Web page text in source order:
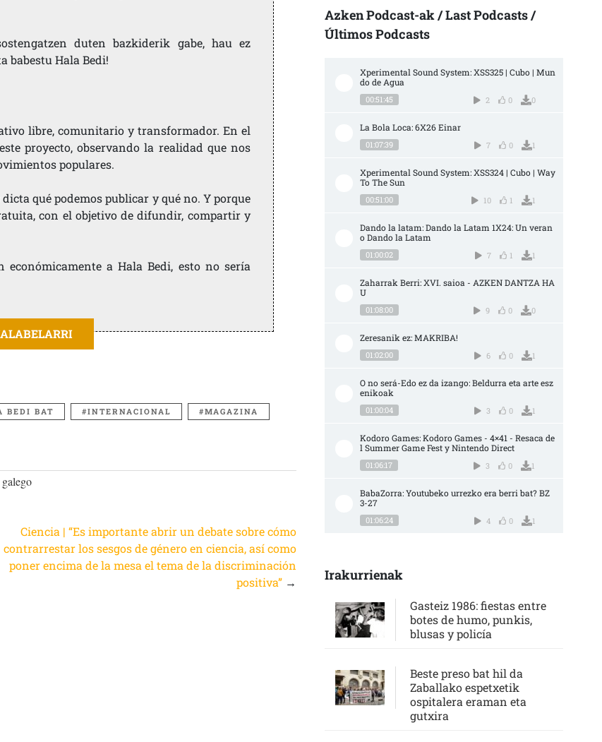
duten bazkiderik gabe, hau ez
babestu Hala Bedi!
libre, comunitario y transformador. En el
proyecto, observando la realidad que nos
populares.
qué podemos publicar y qué no. Y porque
con el objetivo de difundir, compartir y
a Hala Bedi, esto no sería
BEDI BAT INTERNACIONAL MAGAZINA
Ciencia | “Es importante abrir un debate sobre cómo
contrarrestar los sesgos de género en ciencia, así como
poner encima de la mesa el tema de la discriminación
positiva”→
Azken Podcast-ak / Last Podcasts /
Últimos Podcasts
Xperimental Sound System: XSS325 | Cubo | Mun
do de Agua
00:51:45 2 0 0
La Bola Loca: 6X26 Einar
01:07:39 7 0 1
Xperimental Sound System: XSS324 | Cubo | Way
To The Sun
00:51:00 10 1 1
Dando la latam: Dando la Latam 1X24: Un veran
o Dando la Latam
01:00:02 7 1 1
Zaharrak Berri: XVI. saioa - AZKEN DANTZA HA
U
01:08:00 9 0 0
Zeresanik ez: MAKRIBA!
01:02:00 6 0 1
O no será-Edo ez da izango: Beldurra eta arte esz
enikoak
01:00:04 3 0 1
Kodoro Games: Kodoro Games - 4×41 - Resaca de
l Summer Game Fest y Nintendo Direct
01:06:17 3 0 1
BabaZorra: Youtubeko urrezko era berri bat? BZ
3-27
01:06:24 4 0 1
Irakurrienak
Gasteiz 1986: fiestas entre
botes de humo, punkis,
blusas y policía
Beste preso bat hil da
Zaballako espetxetik
ospitalera eraman eta
gutxira